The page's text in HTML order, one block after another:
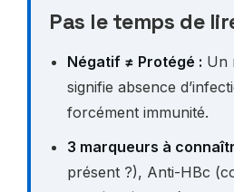
Pas le temps de
Négatif ≠ Protégé : Un
signifie absence
forcément immunité.
3 marqueurs à
présent ?), Anti-HBc